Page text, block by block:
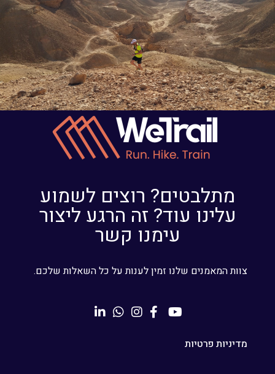
מתלבטים? רוצים לשמוע
עלינו עוד? זה הרגע ליצור
עימנו קשר
צוות המאמנים שלנו זמין לענות על כל השאלות שלכם.
מדיניות פרטיות